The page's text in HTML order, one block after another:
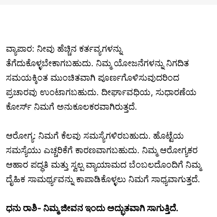
ವ್ಯಾಪಾರ: ನೀವು ಹೆಚ್ಚಿನ ಕರ್ತವ್ಯಗಳನ್ನು
ತೆಗೆದುಕೊಳ್ಳಬೇಕಾಗಬಹುದು. ನಿಮ್ಮ ಯೋಜನೆಗಳನ್ನು ನಿಗದಿತ
ಸಮಯಕ್ಕಿಂತ ಮುಂಚಿತವಾಗಿ ಪೂರ್ಣಗೊಳಿಸುವುದರಿಂದ
ಪ್ರಚಾರವು ಉಂಟಾಗಬಹುದು. ದೀರ್ಘಾವಧಿಯ, ಸುಧಾರಣೆಯ
ಕೋರ್ಸ್ ನಿಮಗೆ ಅನುಕೂಲಕರವಾಗಿರುತ್ತದೆ.
ಆರೋಗ್ಯ: ನಿಮಗೆ ಕೆಲವು ಸಮಸ್ಯೆಗಳಿರಬಹುದು. ಹೊಟ್ಟೆಯ
ಸಮಸ್ಯೆಯು ಎಚ್ಚರಿಕೆಗೆ ಕಾರಣವಾಗಬಹುದು. ನಿಮ್ಮ ಆರೋಗ್ಯಕರ
ಆಹಾರ ಪದ್ಧತಿ ಮತ್ತು ಸ್ವಲ್ಪ ವ್ಯಾಯಾಮದ ಬೆಂಬಲದೊಂದಿಗೆ ನಿಮ್ಮ
ದೈಹಿಕ ಸಾಮರ್ಥ್ಯವನ್ನು ಕಾಪಾಡಿಕೊಳ್ಳಲು ನಿಮಗೆ ಸಾಧ್ಯವಾಗುತ್ತದೆ.
ಧನು ರಾಶಿ- ನಿಮ್ಮ ಜೀವನ ಇಂದು ಅದ್ಭುತವಾಗಿ ಸಾಗುತ್ತಿದೆ.